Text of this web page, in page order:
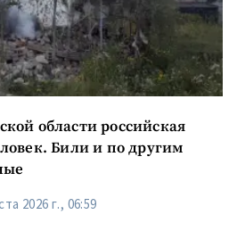
области российская
Били и по другим
2026 г., 06:59